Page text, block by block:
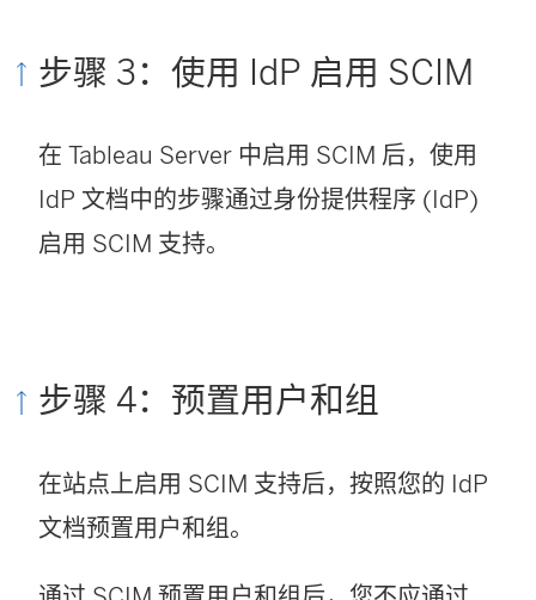
步骤 3：使用 IdP 启用 SCIM
在 Tableau Server 中启用 SCIM 后，使用
IdP 文档中的步骤通过身份提供程序 (IdP)
启用 SCIM 支持。
步骤 4：预置用户和组
在站点上启用 SCIM 支持后，按照您的 IdP
文档预置用户和组。